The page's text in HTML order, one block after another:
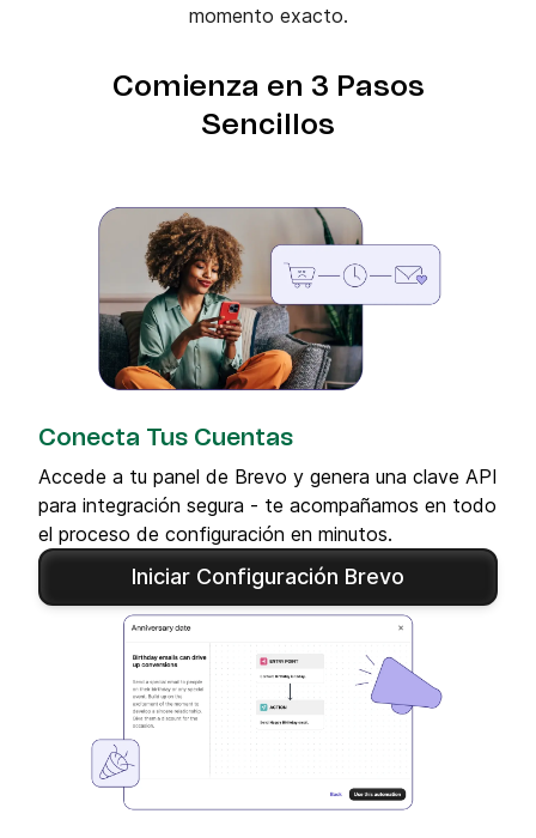
momento exacto.
Comienza en 3 Pasos
Sencillos
Conecta Tus Cuentas
Accede a tu panel de Brevo y genera una clave API
para integración segura - te acompañamos en todo
el proceso de configuración en minutos.
Iniciar Configuración Brevo